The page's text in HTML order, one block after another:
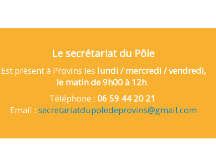
Le secrétariat du Pôle
Est présent à Provins les lundi / mercredi / vendredi,
le matin de 9h00 à 12h.
Téléphone : 06 59 44 20 21
Email : secretariatdupoledeprovins@gmail.com